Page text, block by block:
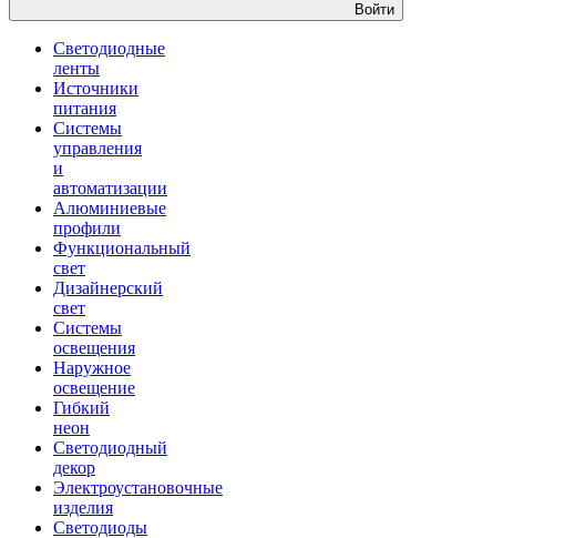
Войти
Светодиодные
ленты
Источники
питания
Системы
управления
и
автоматизации
Алюминиевые
профили
Функциональный
свет
Дизайнерский
свет
Системы
освещения
Наружное
освещение
Гибкий
неон
Светодиодный
декор
Электроустановочные
изделия
Светодиоды